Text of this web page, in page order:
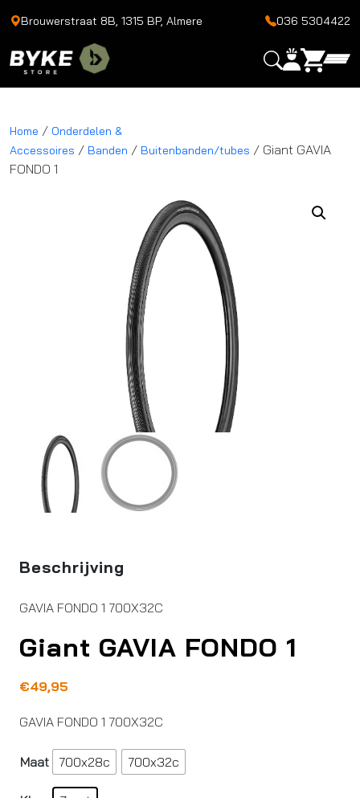
Brouwerstraat 8B, 1315 BP, Almere 036 5304422
Home / Onderdelen &
Accessoires / Banden / Buitenbanden/tubes / Giant GAVIA
FONDO 1
Beschrijving
GAVIA FONDO 1 700X32C
Giant GAVIA FONDO 1
€49,95
GAVIA FONDO 1 700X32C
Maat 700x28c 700x32c